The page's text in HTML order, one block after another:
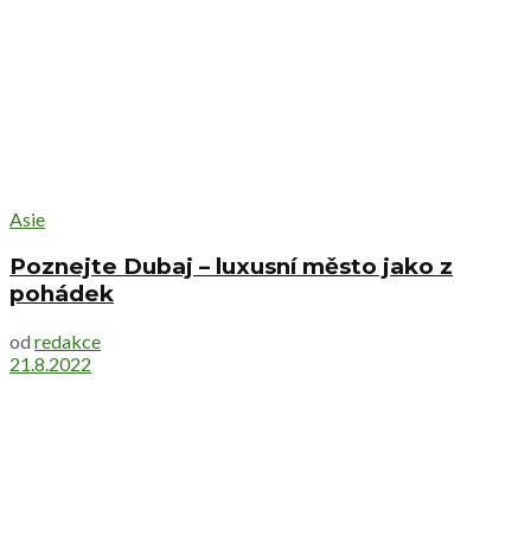
Asie
Poznejte Dubaj – luxusní město jako z
pohádek
od redakce
21.8.2022